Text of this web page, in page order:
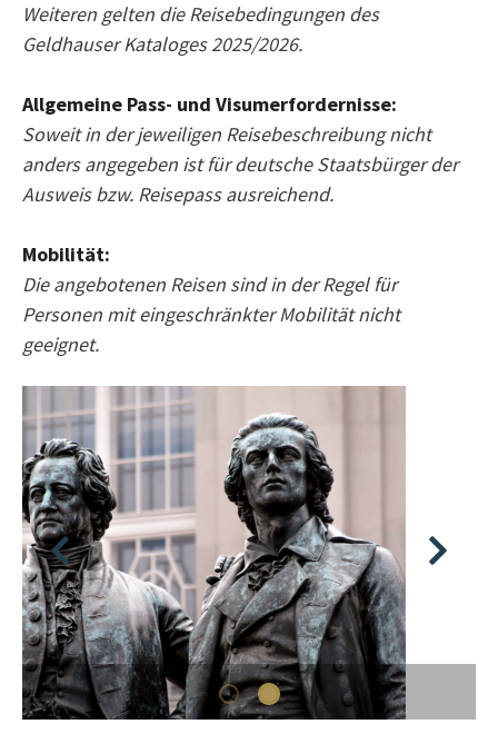
Weiteren gelten die Reisebedingungen des
Geldhauser Kataloges 2025/2026.
Allgemeine Pass- und Visumerfordernisse:
Soweit in der jeweiligen Reisebeschreibung nicht
anders angegeben ist für deutsche Staatsbürger der
Ausweis bzw. Reisepass ausreichend.
Mobilität:
Die angebotenen Reisen sind in der Regel für
Personen mit eingeschränkter Mobilität nicht
geeignet.